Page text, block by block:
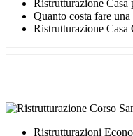
Ristrutturazione
Quanto costa fare
Ristrutturazione
Ristrutturazioni